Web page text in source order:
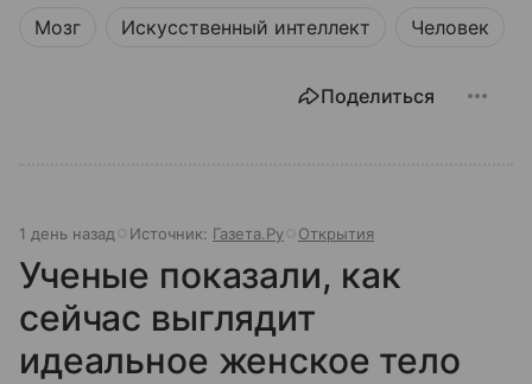
Мозг Искусственный интеллект Человек
Поделиться
1 день назад Источник: Газета.Ру Открытия
Ученые показали, как
сейчас выглядит
идеальное женское тело